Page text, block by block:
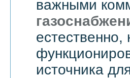
важными
источника